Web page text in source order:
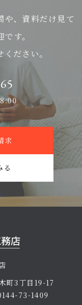
や、資料だけ見て
す。
ださい。
求
る
町3丁目19-17
73-1409